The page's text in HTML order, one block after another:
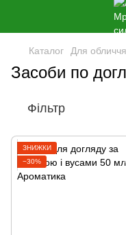
Каталог Для обличчя
Засоби по
Фільтр
ЗНИЖКИ
−30%